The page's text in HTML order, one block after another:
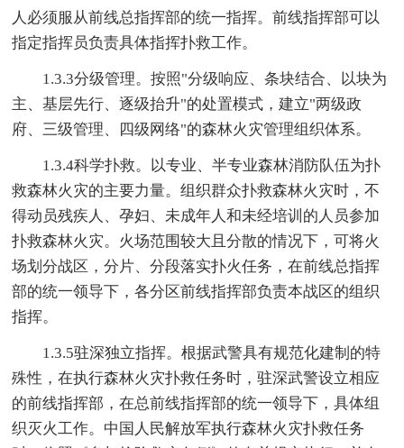
人必须服从前线总指挥部的统一指挥。前线指挥部可以
指定指挥员负责具体指挥扑救工作。
1.3.3分级管理。按照"分级响应、条块结合、以块为
主、基层先行、逐级抬升"的处置模式，建立"两级政
府、三级管理、四级网络"的森林火灾管理组织体系。
1.3.4科学扑救。以专业、半专业森林消防队伍为扑
救森林火灾的主要力量。组织群众扑救森林火灾时，不
得动员残疾人、孕妇、未成年人和未经培训的人员参加
扑救森林火灾。火场范围较大且分散的情况下，可将火
场划分战区，分片、分段落实扑火任务，在前线总指挥
部的统一领导下，各分区前线指挥部负责本战区的组织
指挥。
1.3.5驻深独立指挥。根据武警具有规范化建制的特
殊性，在执行森林火灾扑救任务时，驻深武警设立相应
的前线指挥部，在总前线指挥部的统一领导下，具体组
织灭火工作。中国人民解放军执行森林火灾扑救任务